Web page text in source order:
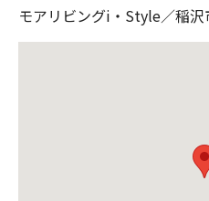
モアリビングi・Style／稲